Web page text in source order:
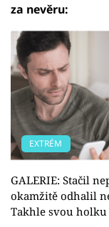
za nevěru:
EXTRÉM
GALERIE: Stačil
okamžitě odhalil
Takhle svou holku